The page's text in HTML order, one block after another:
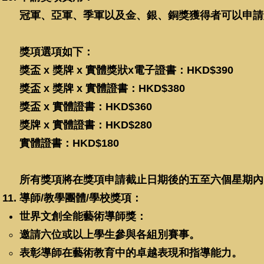
冠軍、亞軍、季軍以及金、銀、銅獎獲得者可以申
獎項選項如下：
獎盃 x 獎牌 x 實體獎狀x電子證書：HKD$390
獎盃 x 獎牌 x 實體證書：HKD$380
獎盃 x 實體證書：HKD$360
獎牌 x 實體證書：HKD$280
實體證書：HKD$180
所有獎項將在獎項申請截止日期後的五至六個星期
導師/教學團體/學校獎項：
世界文創全能藝術導師獎：
邀請六位或以上學生參與各組別賽事。
表彰導師在藝術教育中的卓越表現和指導能力。